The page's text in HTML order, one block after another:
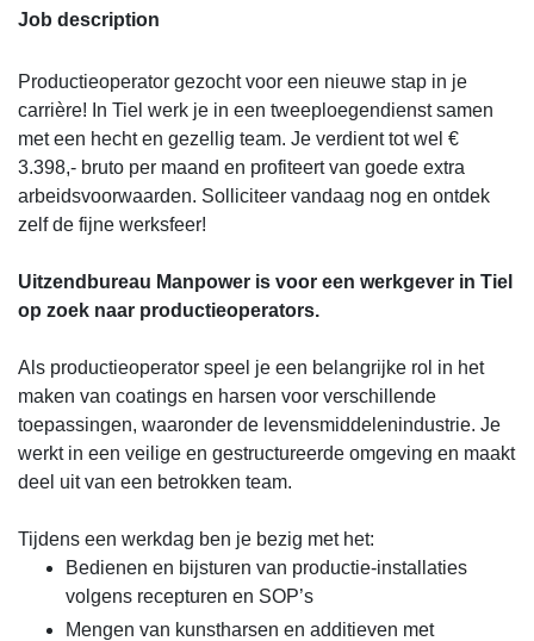
Job description
Productieoperator gezocht voor een nieuwe stap in je
carrière! In Tiel werk je in een tweeploegendienst samen
met een hecht en gezellig team. Je verdient tot wel €
3.398,- bruto per maand en profiteert van goede extra
arbeidsvoorwaarden. Solliciteer vandaag nog en ontdek
zelf de fijne werksfeer!
Uitzendbureau Manpower is voor een werkgever in Tiel
op zoek naar productieoperators.
Als productieoperator speel je een belangrijke rol in het
maken van coatings en harsen voor verschillende
toepassingen, waaronder de levensmiddelenindustrie. Je
werkt in een veilige en gestructureerde omgeving en maakt
deel uit van een betrokken team.
Tijdens een werkdag ben je bezig met het:
Bedienen en bijsturen van productie-installaties
volgens recepturen en SOP’s
Mengen van kunstharsen en additieven met